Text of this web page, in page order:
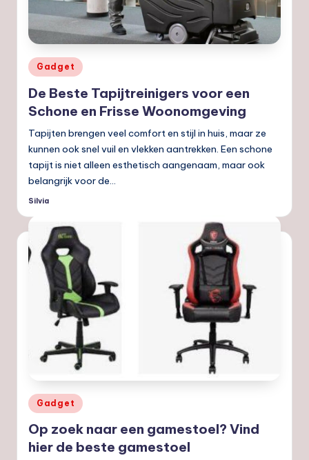
nl
Geplaatst
in
Gadget
De Beste Tapijtreinigers voor een
Schone en Frisse Woonomgeving
Tapijten brengen veel comfort en stijl in huis, maar ze
kunnen ook snel vuil en vlekken aantrekken. Een schone
tapijt is niet alleen esthetisch aangenaam, maar ook
belangrijk voor de…
Geplaatst
Silvia
Geplaatst
in
Gadget
Op zoek naar een gamestoel? Vind
hier de beste gamestoel